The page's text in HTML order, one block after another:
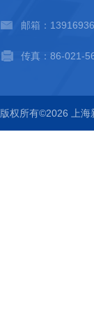
邮箱：
传真：86-021-
版权所有©2026 上